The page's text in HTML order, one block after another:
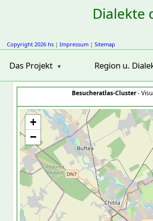
Dialekte
Copyright 2026 hs | Impressum | Sitemap
Das Projekt Region u.
Besucheratlas-Cluster-
+
−